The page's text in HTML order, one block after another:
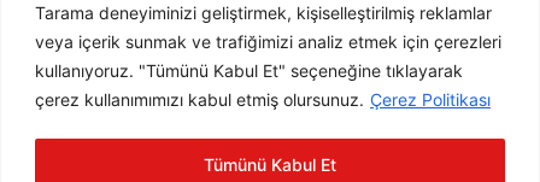
Tarama deneyiminizi geliştirmek, kişiselleştirilmiş reklamlar
veya içerik sunmak ve trafiğimizi analiz etmek için çerezleri
kullanıyoruz. "Tümünü Kabul Et" seçeneğine tıklayarak
çerez kullanımımızı kabul etmiş olursunuz. Çerez Politikası
Tümünü Kabul Et
ABONE OL
ABONE OL